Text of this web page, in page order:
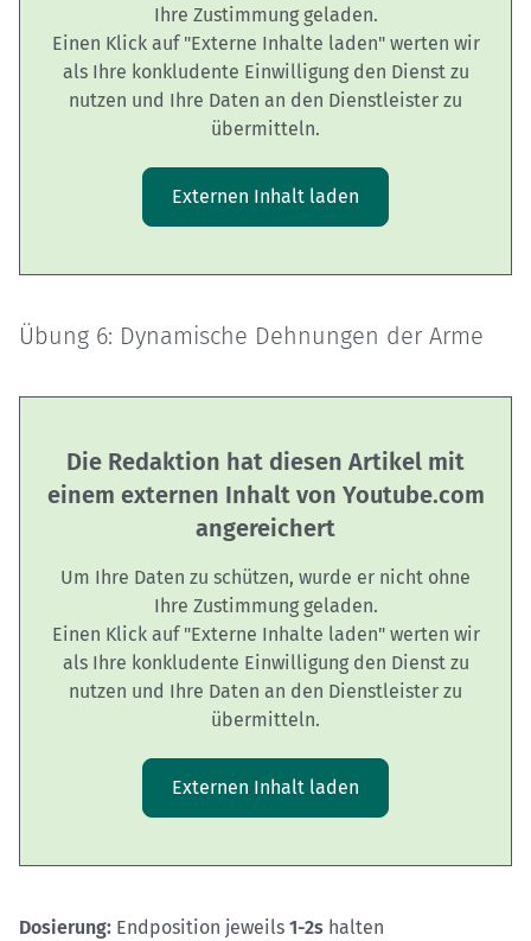
Ihre Zustimmung geladen.
Einen Klick auf "Externe Inhalte laden" werten wir
als Ihre konkludente Einwilligung den Dienst zu
nutzen und Ihre Daten an den Dienstleister zu
übermitteln.
Externen Inhalt laden
Übung 6: Dynamische Dehnungen der Arme
Die Redaktion hat diesen Artikel mit
einem externen Inhalt von Youtube.com
angereichert
Um Ihre Daten zu schützen, wurde er nicht ohne
Ihre Zustimmung geladen.
Einen Klick auf "Externe Inhalte laden" werten wir
als Ihre konkludente Einwilligung den Dienst zu
nutzen und Ihre Daten an den Dienstleister zu
übermitteln.
Externen Inhalt laden
Dosierung: Endposition jeweils 1-2s halten